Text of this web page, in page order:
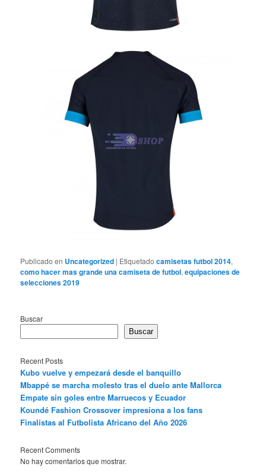
Publicado en Uncategorized | Etiquetado camisetas futbol 2014,
como hacer mas grande una camiseta de futbol,equipaciones de
selecciones 2019
Buscar
Buscar
Recent Posts
Kubo vuelve y empezará desde el banquillo
Mbappé se marcha molesto tras el duelo ante Mallorca
Empate sin goles entre Marruecos y Ecuador
Koundé Fashion Crossover impresiona a los fans
Finalistas al Futbolista Africano del Año 2026
Recent Comments
No hay comentarios que mostrar.